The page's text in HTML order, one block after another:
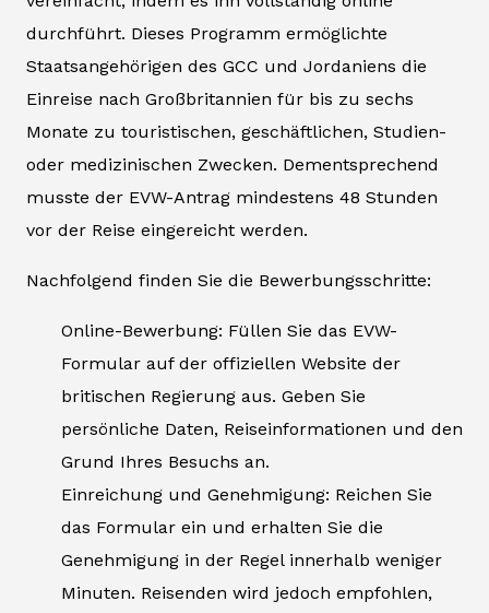
durchführt. Dieses Programm ermöglichte
Staatsangehörigen des GCC und Jordaniens die
Einreise nach Großbritannien für bis zu sechs
Monate zu touristischen, geschäftlichen, Studien-
oder medizinischen Zwecken. Dementsprechend
musste der EVW-Antrag mindestens 48 Stunden
vor der Reise eingereicht werden.
Nachfolgend finden Sie die Bewerbungsschritte:
Online-Bewerbung: Füllen Sie das EVW-
Formular auf der offiziellen Website der
britischen Regierung aus. Geben Sie
persönliche Daten, Reiseinformationen und den
Grund Ihres Besuchs an.
Einreichung und Genehmigung: Reichen Sie
das Formular ein und erhalten Sie die
Genehmigung in der Regel innerhalb weniger
Minuten. Reisenden wird jedoch empfohlen,